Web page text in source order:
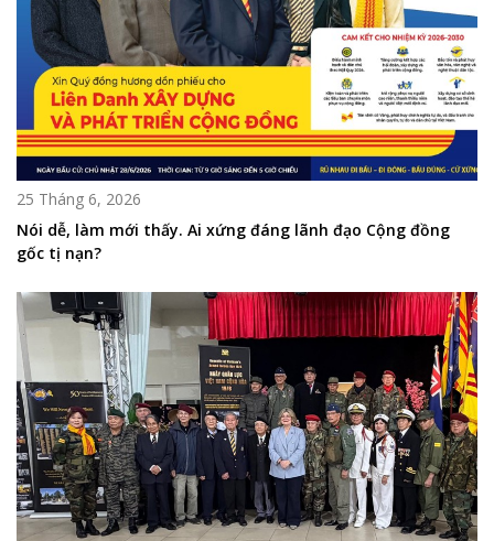
25 Tháng 6, 2026
Nói dễ, làm mới thấy. Ai xứng đáng lãnh đạo Cộng đồng
gốc tị nạn?